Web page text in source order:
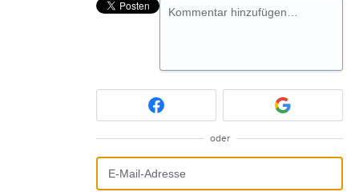
Kommentar hinzufügen…
oder